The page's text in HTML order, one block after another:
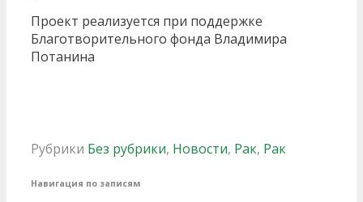
Проект реализуется при поддержке
Благотворительного фонда Владимира
Потанина
Рубрики Без рубрики, Новости, Рак, Рак
Навигация по записям